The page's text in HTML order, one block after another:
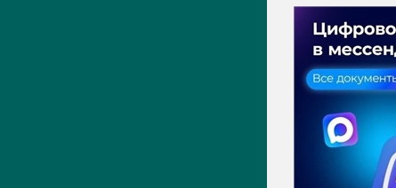
ПРЕСС-ЦЕНТР
Актуально
Новости
Фото